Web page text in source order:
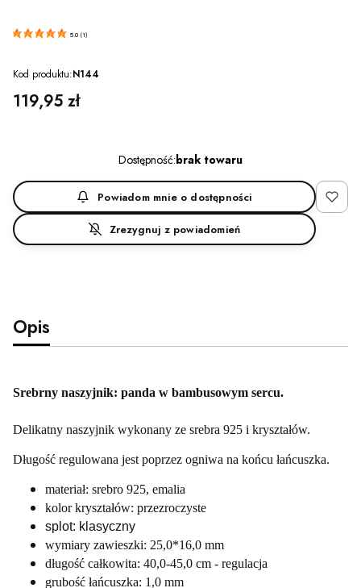
5.0 (1 )
Kod produktu:N144
Cena
119,95 zł
Dostępność:brak towaru
Powiadom mnie o dostępności
Zrezygnuj z powiadomień
Opis
Srebrny naszyjnik: panda w bambusowym sercu.
Delikatny naszyjnik wykonany ze srebra 925 i kryształów.
Długość regulowana jest poprzez ogniwa na końcu łańcuszka.
materiał: srebro 925, emalia
kolor kryształów: przezroczyste
splot: klasyczny
wymiary zawieszki: 25,0*16,0 mm
długość całkowita: 40,0-45,0 cm - regulacja
grubość łańcuszka: 1,0 mm